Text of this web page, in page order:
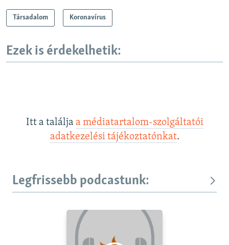
Társadalom Koronavírus
Ezek is érdekelhetik:
Itt a találja a médiatartalom-szolgáltatói
adatkezelési tájékoztatónkat.
Legfrissebb podcastunk: